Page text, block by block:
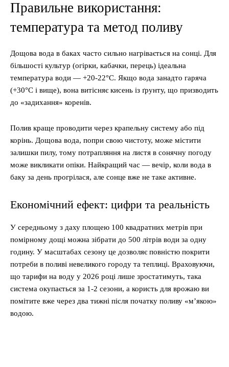
Правильне використання:
температура та метод поливу
Дощова вода в баках часто сильно нагрівається на сонці. Для
більшості культур (огірки, кабачки, перець) ідеальна
температура води — +20-22°C. Якщо вода занадто гаряча
(+30°C і вище), вона витісняє кисень із ґрунту, що призводить
до «задихання» коренів.
Полив краще проводити через крапельну систему або під
корінь. Дощова вода, попри свою чистоту, може містити
залишки пилу, тому потрапляння на листя в сонячну погоду
може викликати опіки. Найкращий час — вечір, коли вода в
баку за день прогрілася, але сонце вже не таке активне.
Економічний ефект: цифри та реальність
У середньому з даху площею 100 квадратних метрів при
помірному дощі можна зібрати до 500 літрів води за одну
годину. У масштабах сезону це дозволяє повністю покрити
потреби в поливі невеликого городу та теплиці. Враховуючи,
що тарифи на воду у 2026 році лише зростатимуть, така
система окупається за 1-2 сезони, а користь для врожаю ви
помітите вже через два тижні після початку поливу «м’якою»
водою.